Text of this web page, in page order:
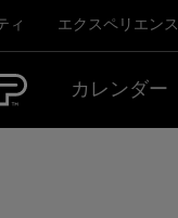
ィ エクスペリエンス
カレンダー